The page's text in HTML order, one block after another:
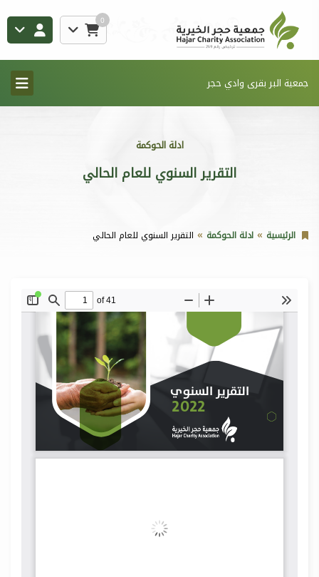
0
جمعية البر بقرى وادي حجر
ادلة الحوكمة
التقرير السنوي للعام الحالي
الرئيسية ادلة الحوكمة التقرير السنوي للعام الحالي